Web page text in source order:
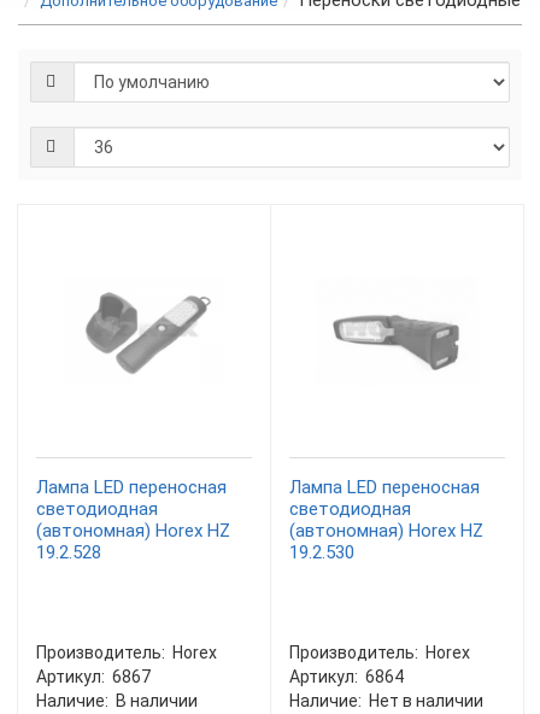
Лампа LED переносная
светодиодная
(автономная) Horex HZ
19.2.528
Производитель: Horex
Артикул: 6867
Наличие: В наличии
Лампа LED переносная
светодиодная
(автономная) Horex HZ
19.2.530
Производитель: Horex
Артикул: 6864
Наличие: Нет в наличии